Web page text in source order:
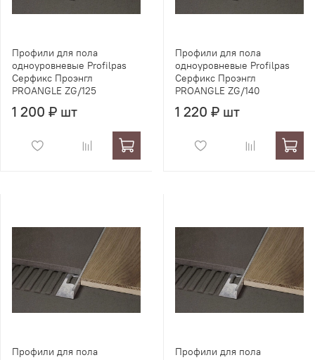
Профили для пола
одноуровневые Profilpas
Серфикс Проэнгл
PROANGLE ZG/125
1 200 ₽ шт
Профили для пола
одноуровневые Profilpas
Серфикс Проэнгл
PROANGLE ZG/140
1 220 ₽ шт
Профили для пола
Профили для пола